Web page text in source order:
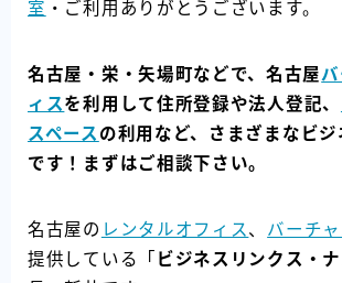
ご利用の流れ
アクセス
会社案内
室 ・ご利用ありがとうございます。
名古屋・栄・矢場町などで、名古屋
ィスを利用して住所登録や法人登記、
スペース の利用など、さまざまなビ
です！まずはご相談下さい。
名古屋の レンタルオフィス 、 バーチ
提供している「 ビジネスリンクス・